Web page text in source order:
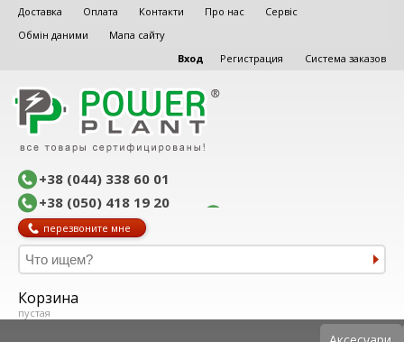
Доставка Оплата Контакти Про нас
Сервіс
Обмін даними
Мапа сайту
Вход
Регистрация Система заказов
+38 (044) 338 60 01
+38 (050) 418 19 20
перезвоните мне
Корзина
пустая